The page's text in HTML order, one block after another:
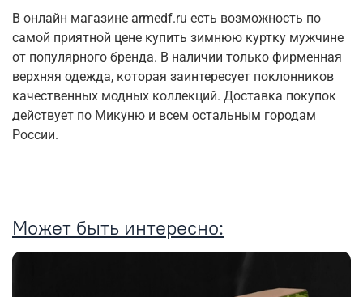
В онлайн магазине armedf.ru есть возможность по
самой приятной цене купить зимнюю куртку мужчине
от популярного бренда. В наличии только фирменная
верхняя одежда, которая заинтересует поклонников
качественных модных коллекций. Доставка покупок
действует по Микуню и всем остальным городам
России.
Может быть интересно: